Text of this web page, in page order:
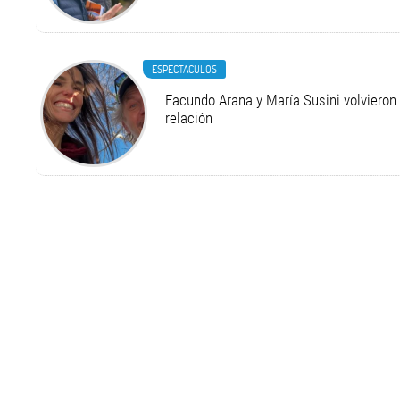
ESPECTACULOS
Facundo Arana y María Susini
relación